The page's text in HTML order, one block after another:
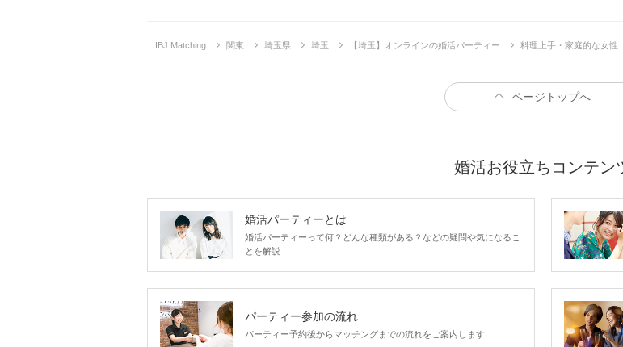
IBJ Matching 関東 埼玉県 埼玉 【埼玉】オンラインの婚活パーティー 料理上手・家庭的な女性
ページトップへ
婚活お役立ちコンテン
婚活パーティーとは
婚活パーティーって何？どんな種類がある？などの疑問や気になるこ
とを解説
パーティー参加の流れ
パーティー予約後からマッチングまでの流れをご案内します